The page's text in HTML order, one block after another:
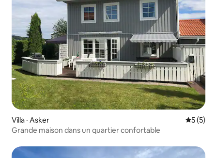
Villa · Asker Note
5 (5)
Grande maison dans un quartier confortable